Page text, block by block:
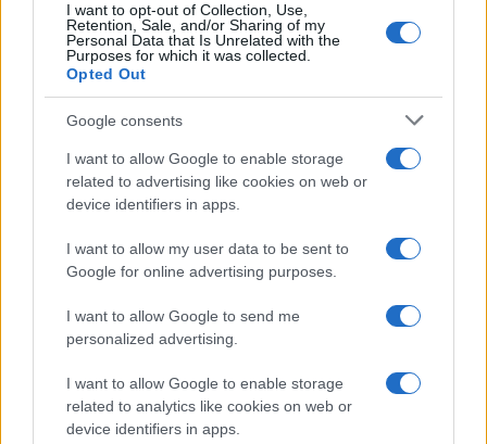
I want to opt-out of Collection, Use,
Retention, Sale, and/or Sharing of my
Personal Data that Is Unrelated with the
Purposes for which it was collected.
Opted Out
Google consents
I want to allow Google to enable storage
related to advertising like cookies on web or
device identifiers in apps.
I want to allow my user data to be sent to
Google for online advertising purposes.
I want to allow Google to send me
personalized advertising.
I want to allow Google to enable storage
related to analytics like cookies on web or
device identifiers in apps.
donatori
Martina Marchesi · 10 Lug 2026
B2B NEWS